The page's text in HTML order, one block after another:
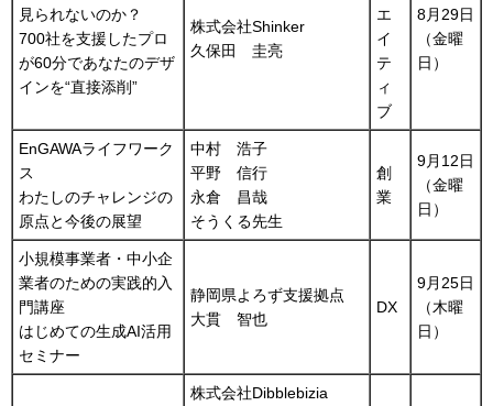
見られないのか？
700社を支援したプロ
が60分であなたのデザ
インを“直接添削”
株式会社Shinker
久保田 圭亮
エ
イ
テ
ィ
ブ
8月29日
（金曜
日）
EnGAWAライフワーク
ス
わたしのチャレンジの
原点と今後の展望
中村 浩子
平野 信行
永倉 昌哉
そうくる先生
創
業
9月12日
（金曜
日）
小規模事業者・中小企
業者のための実践的入
門講座
はじめての生成AI活用
セミナー
静岡県よろず支援拠点
大貫 智也
DX
9月25日
（木曜
日）
株式会社Dibblebizia